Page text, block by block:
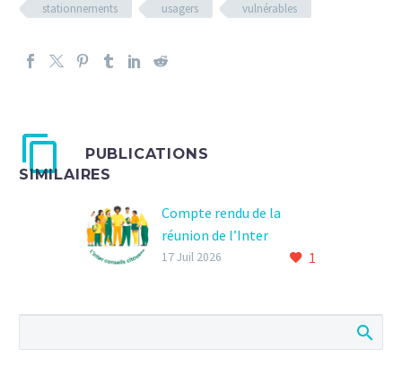
stationnements
usagers vulnérables
PUBLICATIONS
SIMILAIRES
Compte rendu de la
réunion de l’Inter
Conseils Citoyens du 24
représentants des
1
17 Juil 2026